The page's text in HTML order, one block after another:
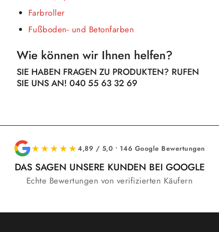
Farbroller
Fußboden- und Betonfarben
Wie können wir Ihnen helfen?
SIE HABEN FRAGEN ZU PRODUKTEN? RUFEN
SIE UNS AN! 040 55 63 32 69
★★★★★4,89 / 5,0 • 146 Google Bewertungen
DAS SAGEN UNSERE KUNDEN BEI GOOGLE
Echte Bewertungen von verifizierten Käufern